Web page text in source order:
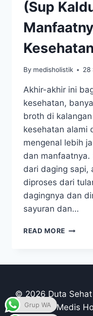
(Sup
Kesehatan
By medisholistik 28
Akhir-akhir ini
kesehatan,
broth di
kesehatan alami
mengenal lebih
dan manfaatnya.
dari daging sapi,
diproses dari
dagingnya dan
sayuran dan…
READ MORE
© 2026 Duta Sehat
Medis
Grup WA